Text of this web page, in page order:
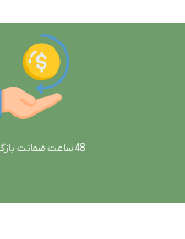
48 ساعت ضمانت بازگش